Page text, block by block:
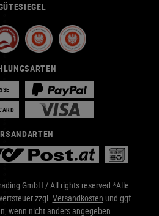
GmbH / All rights reserved *Alle
zzgl. Versandkosten und ggf.
wenn nicht anders angegeben.